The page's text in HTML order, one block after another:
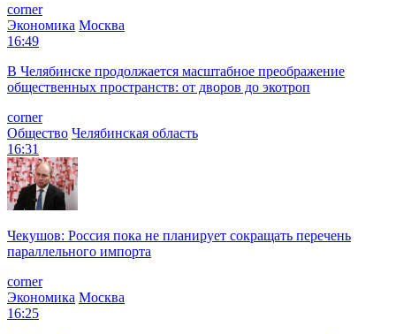
corner
Экономика Москва
16:49
В Челябинске продолжается масштабное преображение
общественных пространств: от дворов до экотроп
corner
Общество Челябинская область
16:31
Чекушов: Россия пока не планирует сокращать перечень
параллельного импорта
corner
Экономика Москва
16:25